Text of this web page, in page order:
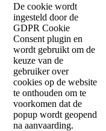
De cookie wordt
ingesteld door de
GDPR Cookie
Consent plugin en
wordt gebruikt om de
keuze van de
gebruiker over
cookies op de website
te onthouden om te
voorkomen dat de
popup wordt geopend
na aanvaarding.